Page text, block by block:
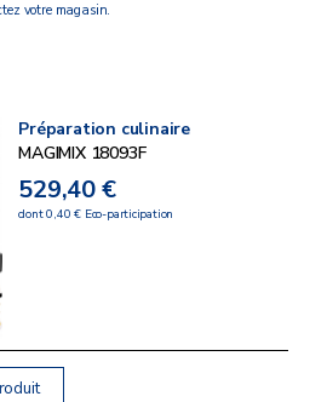
votre magasin.
Préparation culinaire
MAGIMIX 18093F
529,40 €
dont 0,40 € Eco-participation